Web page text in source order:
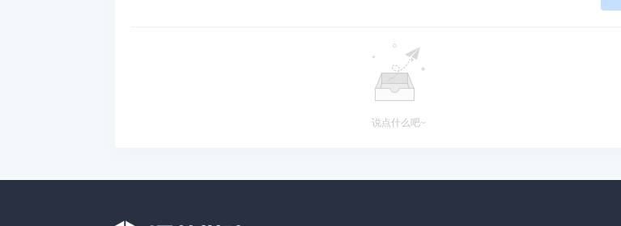
说点什么吧~